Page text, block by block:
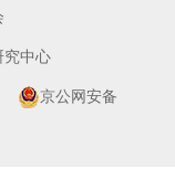
究中心
京公网安备